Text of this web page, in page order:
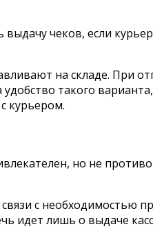
чеков, если
на складе. При
такого
курьером.
но не
с необходимостью
идет лишь о выдаче